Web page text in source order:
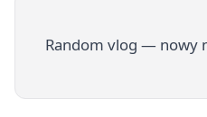
Random vlog — nowy